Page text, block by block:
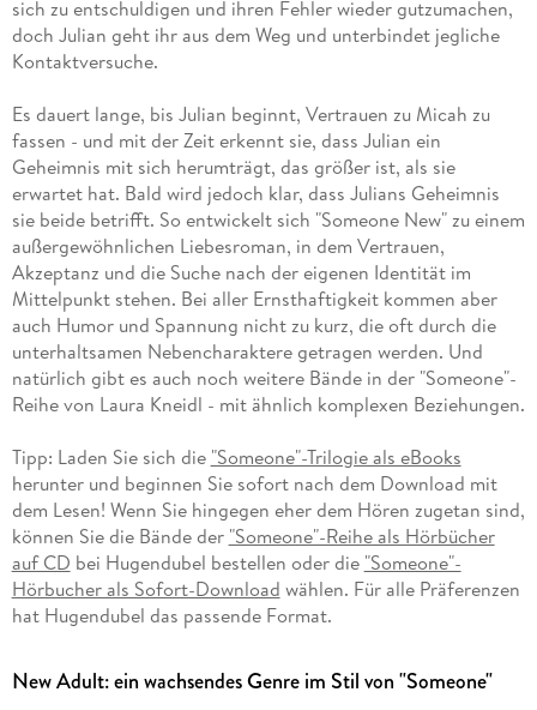
sich zu entschuldigen und ihren Fehler wieder gutzumachen,
doch Julian geht ihr aus dem Weg und unterbindet jegliche
Kontaktversuche.
Es dauert lange, bis Julian beginnt, Vertrauen zu Micah zu
fassen - und mit der Zeit erkennt sie, dass Julian ein
Geheimnis mit sich herumträgt, das größer ist, als sie
erwartet hat. Bald wird jedoch klar, dass Julians Geheimnis
sie beide betrifft. So entwickelt sich "Someone New" zu einem
außergewöhnlichen Liebesroman, in dem Vertrauen,
Akzeptanz und die Suche nach der eigenen Identität im
Mittelpunkt stehen. Bei aller Ernsthaftigkeit kommen aber
auch Humor und Spannung nicht zu kurz, die oft durch die
unterhaltsamen Nebencharaktere getragen werden. Und
natürlich gibt es auch noch weitere Bände in der "Someone"-
Reihe von Laura Kneidl - mit ähnlich komplexen Beziehungen.
Tipp: Laden Sie sich die "Someone"-Trilogie als eBooks
herunter und beginnen Sie sofort nach dem Download mit
dem Lesen! Wenn Sie hingegen eher dem Hören zugetan sind,
können Sie die Bände der "Someone"-Reihe als Hörbücher
auf CD bei Hugendubel bestellen oder die "Someone"-
Hörbucher als Sofort-Download wählen. Für alle Präferenzen
hat Hugendubel das passende Format.
New Adult: ein wachsendes Genre im Stil von "Someone"